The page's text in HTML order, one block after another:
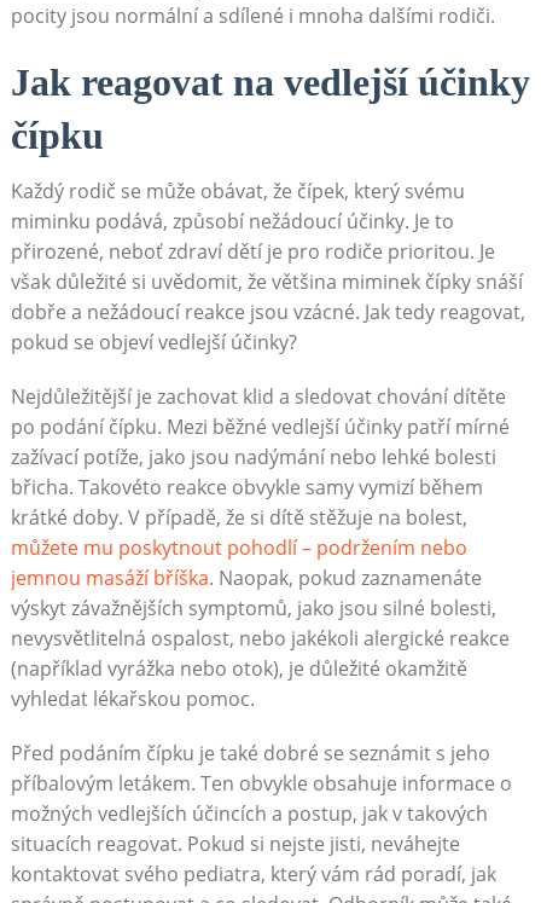
pocity jsou normální a sdílené i mnoha dalšími rodiči.
Jak reagovat na vedlejší účinky
čípku
Každý rodič se může obávat, že čípek, který svému
miminku podává, způsobí nežádoucí účinky. Je to
přirozené, neboť zdraví dětí je pro rodiče prioritou. Je
však důležité si uvědomit, že většina miminek čípky snáší
dobře a nežádoucí reakce jsou vzácné. Jak tedy reagovat,
pokud se objeví vedlejší účinky?
Nejdůležitější je zachovat klid a sledovat chování dítěte
po podání čípku. Mezi běžné vedlejší účinky patří mírné
zažívací potíže, jako jsou nadýmání nebo lehké bolesti
břicha. Takovéto reakce obvykle samy vymizí během
krátké doby. V případě, že si dítě stěžuje na bolest,
můžete mu poskytnout pohodlí – podržením nebo
jemnou masáží bříška. Naopak, pokud zaznamenáte
výskyt závažnějších symptomů, jako jsou silné bolesti,
nevysvětlitelná ospalost, nebo jakékoli alergické reakce
(například vyrážka nebo otok), je důležité okamžitě
vyhledat lékařskou pomoc.
Před podáním čípku je také dobré se seznámit s jeho
příbalovým letákem. Ten obvykle obsahuje informace o
možných vedlejších účincích a postup, jak v takových
situacích reagovat. Pokud si nejste jisti, neváhejte
kontaktovat svého pediatra, který vám rád poradí, jak